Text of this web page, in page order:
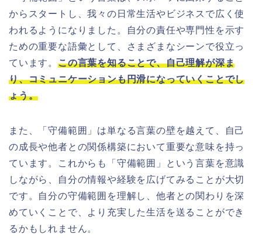
からスタートし、我々の日常生活やビジネスで広く使
われるようになりました。自分の責任や専門性を示す
ための重要な語彙として、さまざまなシーンで役立っ
ています。 この言葉を知ることで、自己理解が深ま
り、コミュニケーションも円滑になっていくことでし
ょう。
また、「守備範囲」は単なる言葉の壁を越えて、自己
の成長や他者との関係構築において重要な意味を持っ
ています。これからも「守備範囲」という言葉を意識
しながら、自分の情報や経験を広げてみることが大切
です。自分の守備範囲を理解し、他者との関わりを深
めていくことで、より充実した生活を送ることができ
るかもしれません。